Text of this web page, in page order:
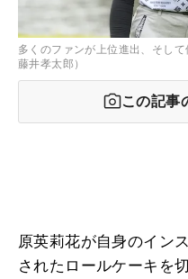
多くのファンが上位進出、そし
藤井孝太郎）
この記事
原英莉花が自身のイン
されたロールケーキを